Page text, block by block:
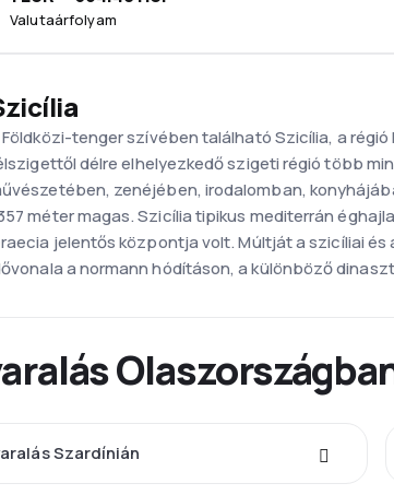
Valutaárfolyam
Földközi-tenger szívében található Szicília, a
délre elhelyezkedő szigeti régió több
zenéjében, irodalomban,
méter magas. Szicília tipikus mediterrán
jelentős központja volt. Múltját a szicíliai és
a normann hódításon, a különböző
Szardínián